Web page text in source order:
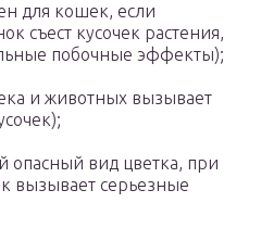
для кошек, если
съест кусочек растения,
побочные эффекты);
и животных вызывает
опасный вид цветка, при
вызывает серьезные